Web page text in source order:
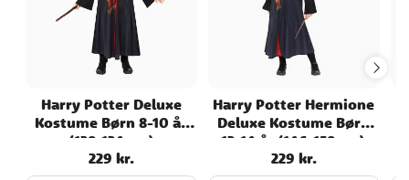
- Giver en autentisk og magisk oplevelse
med et detaljeret design, der værdsættes
af ældre børn. Dette er et officielt
Harry Potter Deluxe
Kostume Børn 8-10 år
(128-134 cm)
Pris:229 kr.
229 kr.
Harry Potter Hermione
Deluxe Kostume Børn
12-14 år (146-158 cm)
Pris:229 kr.
229 kr.